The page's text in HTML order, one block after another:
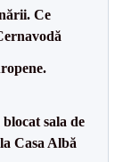
Ce
sala de
Casa Albă